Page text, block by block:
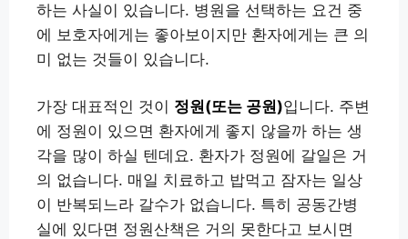
하는 사실이 있습니다. 병원을 선택하는 요건 중
에 보호자에게는 좋아보이지만 환자에게는 큰 의
미 없는 것들이 있습니다.
가장 대표적인 것이 정원(또는 공원)입니다. 주변
에 정원이 있으면 환자에게 좋지 않을까 하는 생
각을 많이 하실 텐데요. 환자가 정원에 갈일은 거
의 없습니다. 매일 치료하고 밥먹고 잠자는 일상
이 반복되느라 갈수가 없습니다. 특히 공동간병
실에 있다면 정원산책은 거의 못한다고 보시면